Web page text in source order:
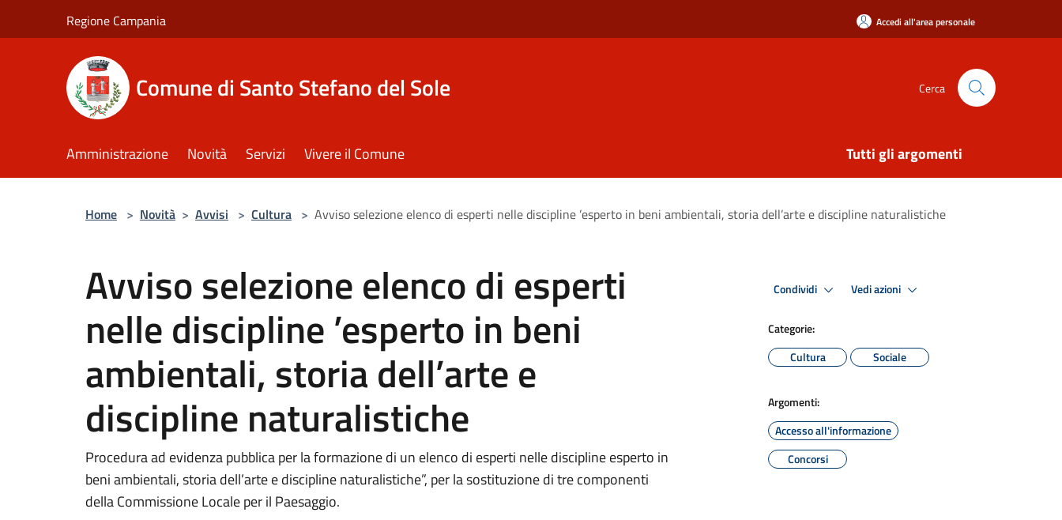
Regione Campania Accedi all'area personale
Comune di Santo Stefano del Sole Cerca
Amministrazione Novità Servizi Vivere il Comune Tutti gli argomenti
Home > Novità > Avvisi > Cultura > Avviso selezione elenco di esperti nelle discipline ’esperto in beni ambientali, storia dell’arte e discipline naturalistiche
Avviso selezione elenco di esperti
nelle discipline ’esperto in beni
ambientali, storia dell’arte e
discipline naturalistiche
Procedura ad evidenza pubblica per la formazione di un elenco di esperti nelle discipline esperto in
beni ambientali, storia dell’arte e discipline naturalistiche”, per la sostituzione di tre componenti
della Commissione Locale per il Paesaggio.
Condividi Vedi azioni
Categorie:
Cultura
Sociale
Argomenti:
Accesso all'informazione
Concorsi